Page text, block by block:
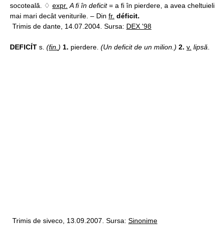
socoteală. ♢ expr. A fi în deficit= a fi în pierdere, a avea cheltuieli
mai mari decât veniturile. – Din fr. déficit.
Trimis de dante, 14.07.2004. Sursa: DEX '98
DEFICÍT s. (fin. ) 1. pierdere. (Un deficit de un milion.) 2. v. lipsă
Trimis de siveco, 13.09.2007. Sursa: Sinonime